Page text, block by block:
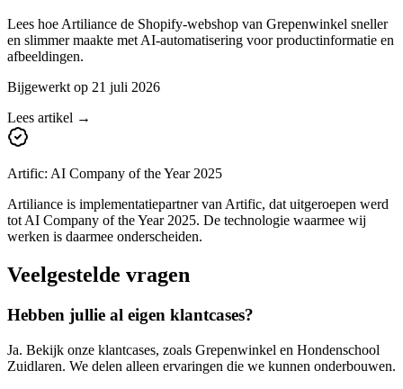
Lees hoe Artiliance de Shopify-webshop van Grepenwinkel sneller
en slimmer maakte met AI-automatisering voor productinformatie en
afbeeldingen.
Bijgewerkt op 21 juli 2026
Lees artikel →
Artific: AI Company of the Year 2025
Artiliance is implementatiepartner van Artific, dat uitgeroepen werd
tot AI Company of the Year 2025. De technologie waarmee wij
werken is daarmee onderscheiden.
Veelgestelde vragen
Hebben jullie al eigen klantcases?
Ja. Bekijk onze klantcases, zoals Grepenwinkel en Hondenschool
Zuidlaren. We delen alleen ervaringen die we kunnen onderbouwen.